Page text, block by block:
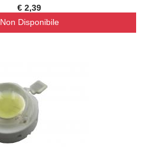
€ 2,39
Non Disponibile